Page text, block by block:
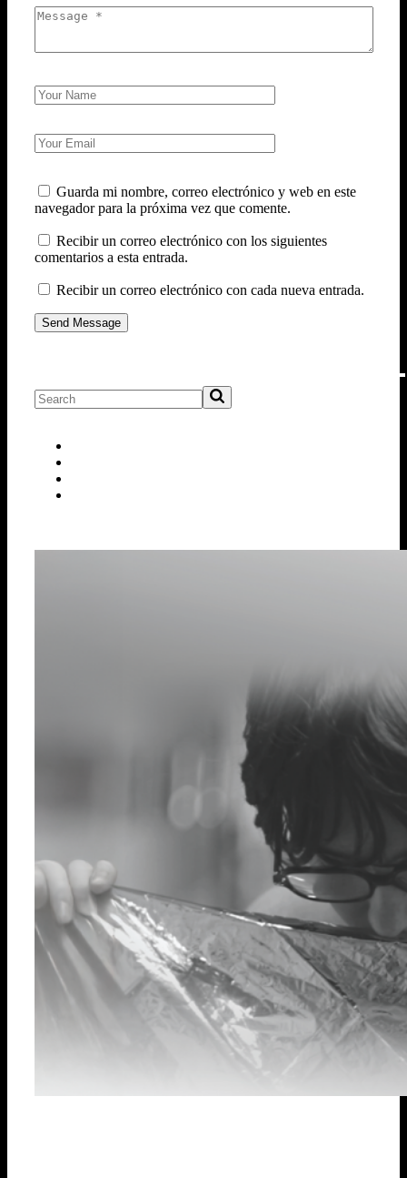
Guarda mi nombre, correo electrónico y web en este
navegador para la próxima vez que comente.
Recibir un correo electrónico con los siguientes
comentarios a esta entrada.
Recibir un correo electrónico con cada nueva entrada.
Send Message